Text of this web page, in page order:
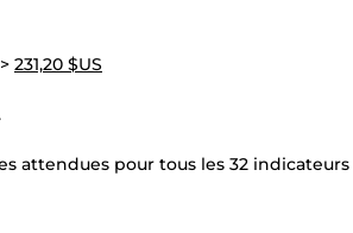
231,20 $US
attendues pour tous les 32